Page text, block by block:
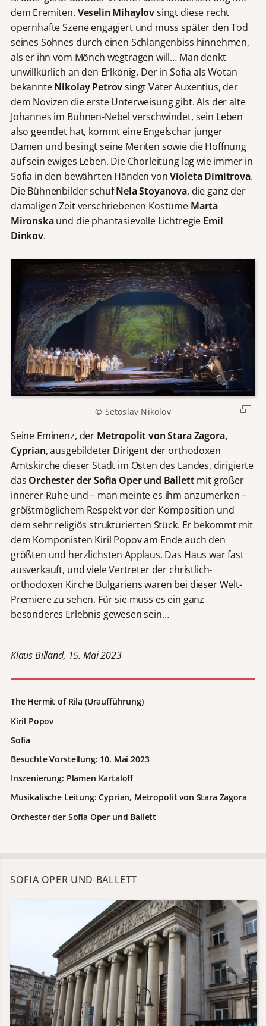
dem Eremiten. Veselin Mihaylovsingt diese recht
opernhafte Szene engagiert und muss später den Tod
seines Sohnes durch einen Schlangenbiss hinnehmen,
als er ihn vom Mönch wegtragen will… Man denkt
unwillkürlich an den Erlkönig. Der in Sofia als Wotan
bekannteNikolay Petrovsingt Vater Auxentius, der
dem Novizen die erste Unterweisung gibt. Als der alte
Johannes im Bühnen-Nebel verschwindet, sein Leben
also geendet hat, kommt eine Engelschar junger
Damen und besingt seine Meriten sowie die Hoffnung
auf sein ewiges Leben. Die Chorleitung lag wie immer in
Sofia in den bewährten Händen vonVioleta Dimitrova.
Die Bühnenbilder schufNela Stoyanova, die ganz der
damaligen Zeit verschriebenen Kostüme Marta
Mironskaund die phantasievolle Lichtregie Emil
Dinkov.
© Setoslav Nikolov
Seine Eminenz, der Metropolit von Stara Zagora,
Cyprian, ausgebildeter Dirigent der orthodoxen
Amtskirche dieser Stadt im Osten des Landes, dirigierte
das Orchester der Sofia Oper und Ballettmit großer
innerer Ruhe und – man meinte es ihm anzumerken –
größtmöglichem Respekt vor der Komposition und
dem sehr religiös strukturierten Stück. Er bekommt mit
dem Komponisten Kiril Popov am Ende auch den
größten und herzlichsten Applaus. Das Haus war fast
ausverkauft, und viele Vertreter der christlich-
orthodoxen Kirche Bulgariens waren bei dieser Welt-
Premiere zu sehen. Für sie muss es ein ganz
besonderes Erlebnis gewesen sein…
Klaus Billand, 15. Mai 2023
The Hermit of Rila (Uraufführung)
Kiril Popov
Sofia
Besuchte Vorstellung: 10. Mai 2023
Inszenierung: Plamen Kartaloff
Musikalische Leitung: Cyprian, Metropolit von Stara Zagora
Orchester der Sofia Oper und Ballett
SOFIA OPER UND BALLETT